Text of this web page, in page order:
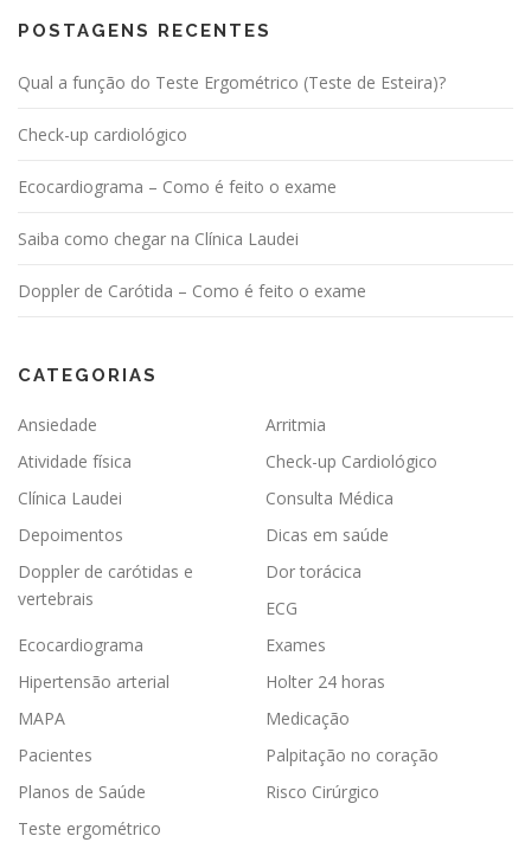
POSTAGENS RECENTES
Qual a função do Teste Ergométrico (Teste de Esteira)?
Check-up cardiológico
Ecocardiograma – Como é feito o exame
Saiba como chegar na Clínica Laudei
Doppler de Carótida – Como é feito o exame
CATEGORIAS
Ansiedade
Arritmia
Atividade física
Check-up Cardiológico
Clínica Laudei
Consulta Médica
Depoimentos
Dicas em saúde
Doppler de carótidas e
vertebrais
Dor torácica
ECG
Ecocardiograma
Exames
Hipertensão arterial
Holter 24 horas
MAPA
Medicação
Pacientes
Palpitação no coração
Planos de Saúde
Risco Cirúrgico
Teste ergométrico